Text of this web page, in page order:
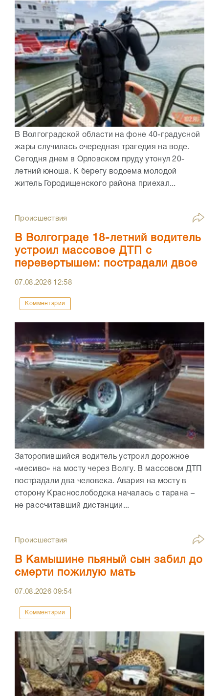
В Волгоградской области на фоне 40-градусной
жары случилась очередная трагедия на воде.
Сегодня днем в Орловском пруду утонул 20-
летний юноша. К берегу водоема молодой
житель Городищенского района приехал...
Происшествия
В Волгограде 18-летний водитель
устроил массовое ДТП с
перевертышем: пострадали двое
07.08.2026 12:58
Комментарии
Заторопившийся водитель устроил дорожное
«месиво» на мосту через Волгу. В массовом ДТП
пострадали два человека. Авария на мосту в
сторону Краснослободска началась с тарана –
не рассчитавший дистанции...
Происшествия
В Камышине пьяный сын забил до
смерти пожилую мать
07.08.202609:54
Комментарии